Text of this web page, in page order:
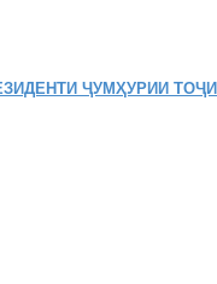
ҶУМҲУРИИ